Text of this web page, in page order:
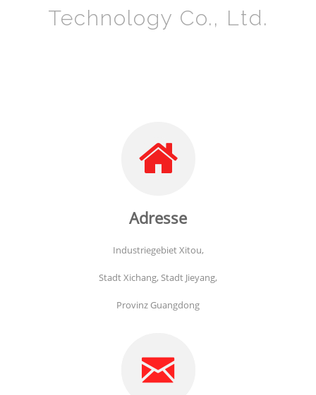
Technology Co., Ltd.
Adresse
Industriegebiet Xitou,
Stadt Xichang, Stadt Jieyang,
Provinz Guangdong